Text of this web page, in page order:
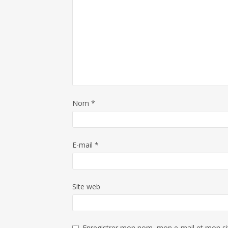
Nom *
E-mail *
Site web